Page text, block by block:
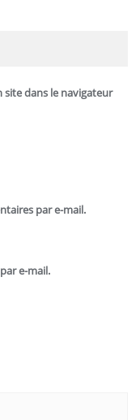
dans le navigateur
par e-mail.
e-mail.